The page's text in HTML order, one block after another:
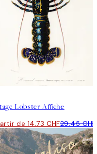
Lobster Affiche
de 14.73 CHF29.45 CHF